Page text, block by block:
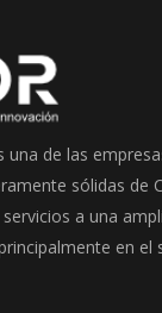
una de las
sólidas de
a una
en el